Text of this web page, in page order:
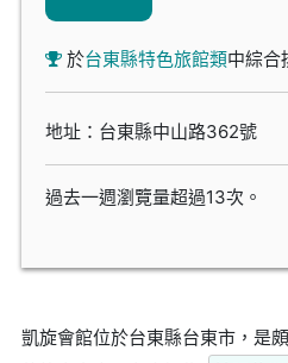
於台東縣特色旅館類中綜合
地址：台東縣中山路362號
過去一週瀏覽量超過13次。
凱旋會館位於台東縣台東市，是